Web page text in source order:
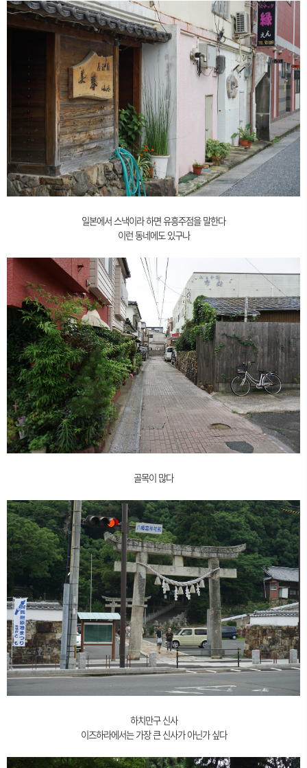
일본에서 스낵이라 하면 유흥주점을 말한다
이런 동네에도 있구나
골목이 많다
하치만구 신사
이즈하라에서는 가장 큰 신사가 아닌가 싶다